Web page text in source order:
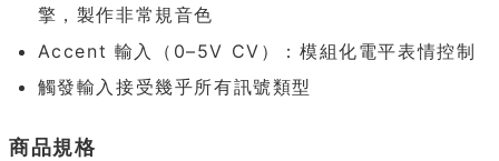
擎，製作非常規音色
Accent 輸入（0–5V CV）：模組化電平表情控制
觸發輸入接受幾乎所有訊號類型
商品規格